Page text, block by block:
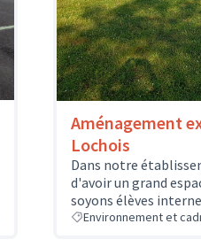
Aménagement
Lochois
Dans notre
d'avoir un grand
soyons élèves
Environnement et